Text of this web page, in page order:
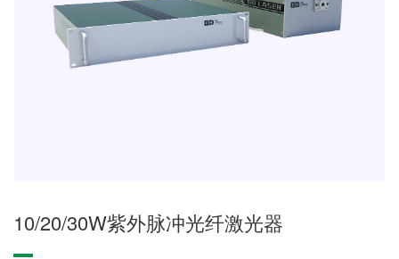
10/20/30W紫外脉冲光纤激光器